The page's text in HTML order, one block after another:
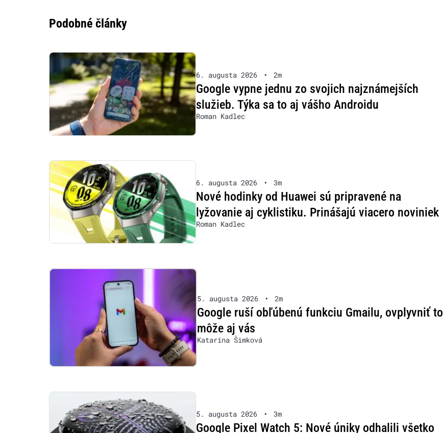
Podobné články
6. augusta 2026 • 2m
Google vypne jednu zo svojich najznámejších
služieb. Týka sa to aj vášho Androidu
Roman Kadlec
6. augusta 2026 • 3m
Nové hodinky od Huawei sú pripravené na
lyžovanie aj cyklistiku. Prinášajú viacero noviniek
Roman Kadlec
5. augusta 2026 • 2m
Google ruší obľúbenú funkciu Gmailu, ovplyvniť to
môže aj vás
Katarína Šimková
5. augusta 2026 • 3m
Google Pixel Watch 5: Nové úniky odhalili všetko